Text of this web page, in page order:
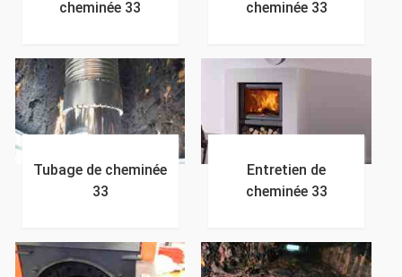
cheminée 33
cheminée 33
Tubage de cheminée
33
Entretien de
cheminée 33